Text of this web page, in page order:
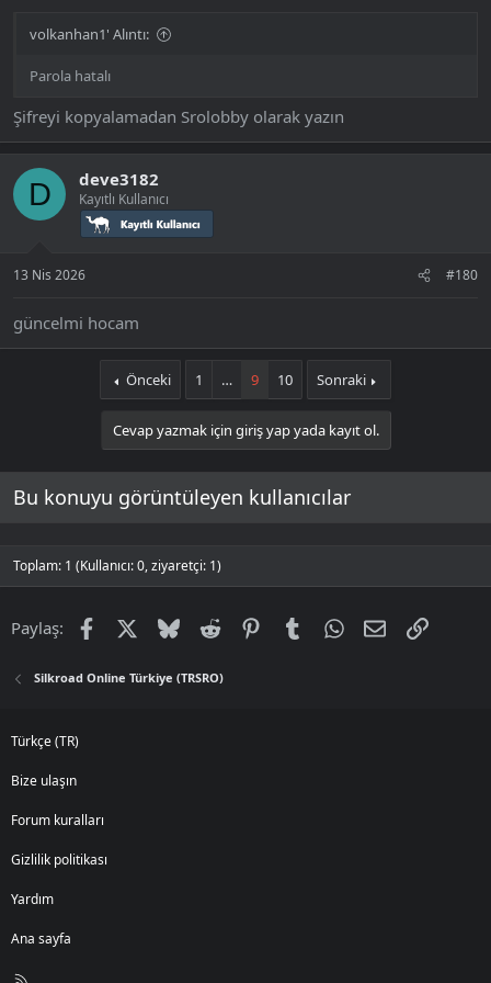
volkanhan1' Alıntı:
Parola hatalı
Şifreyi kopyalamadan Srolobby olarak yazın
D deve3182
Kayıtlı Kullanıcı
13 Nis 2026 #180
güncelmi hocam
Önceki 1 … 9 10 Sonraki
Cevap yazmak için giriş yap yada kayıt ol.
Bu konuyu görüntüleyen kullanıcılar
Toplam: 1 (Kullanıcı: 0, ziyaretçi: 1)
Paylaş: Facebook BlueskyReddit PinterestTumblrWhatsApp
E-postaLink
Silkroad Online Türkiye (TRSRO)
Türkçe (TR)
Bize ulaşın
Forum kuralları
Gizlilik politikası
Yardım
Ana sayfa